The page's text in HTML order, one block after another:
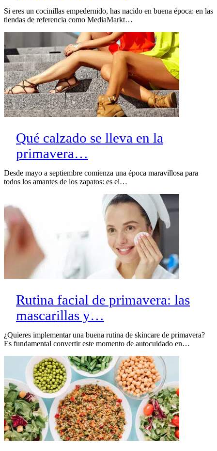
Si eres un cocinillas empedernido, has nacido en buena época: en las
tiendas de referencia como MediaMarkt…
Qué calzado se lleva en la
primavera…
Desde mayo a septiembre comienza una época maravillosa para
todos los amantes de los zapatos: es el…
Rutina facial de primavera: las
mascarillas y…
¿Quieres implementar una buena rutina de skincare de primavera?
Es fundamental convertir este momento de autocuidado en…